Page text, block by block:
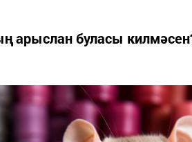
арыслан буласы